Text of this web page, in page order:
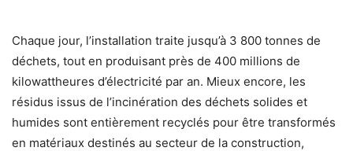
Chaque jour, l’installation traite jusqu’à 3 800 tonnes de
déchets, tout en produisant près de 400 millions de
kilowattheures d’électricité par an. Mieux encore, les
résidus issus de l’incinération des déchets solides et
humides sont entièrement recyclés pour être transformés
en matériaux destinés au secteur de la construction,